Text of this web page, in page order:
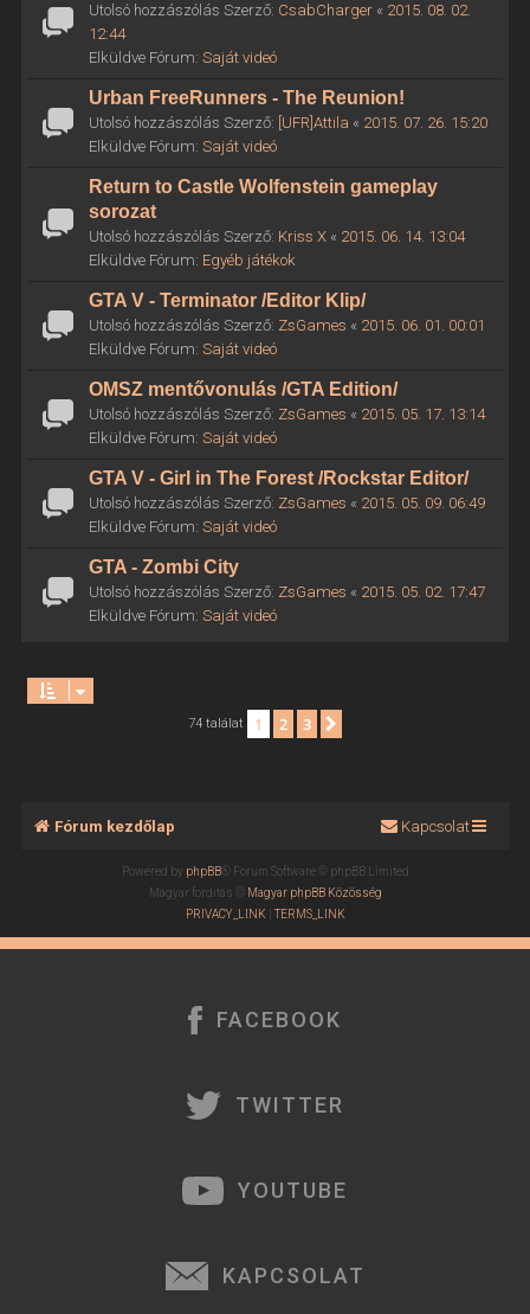
Utolsó hozzászólás Szerző: CsabCharger« 2015. 08. 02.
12:44
Elküldve Fórum: Saját videó
Urban FreeRunners - The Reunion!
Utolsó hozzászólás Szerző: [UFR]Attila « 2015. 07. 26. 15:20
Elküldve Fórum: Saját videó
Return to Castle Wolfenstein gameplay
sorozat
Utolsó hozzászólás Szerző: Kriss X« 2015. 06. 14. 13:04
Elküldve Fórum: Egyéb játékok
GTA V - Terminator /Editor Klip/
Utolsó hozzászólás Szerző: ZsGames « 2015. 06. 01. 00:01
Elküldve Fórum: Saját videó
OMSZ mentővonulás /GTA Edition/
Utolsó hozzászólás Szerző: ZsGames « 2015. 05. 17. 13:14
Elküldve Fórum: Saját videó
GTA V - Girl in The Forest /Rockstar Editor/
Utolsó hozzászólás Szerző: ZsGames « 2015. 05. 09. 06:49
Elküldve Fórum: Saját videó
GTA - Zombi City
Utolsó hozzászólás Szerző: ZsGames « 2015. 05. 02. 17:47
Elküldve Fórum: Saját videó
74 találat 1 2 3
Fórum kezdőlap Kapcsolat
Powered by phpBB® Forum Software © phpBB Limited
Magyar fordítás ©
Magyar phpBB Közösség
PRIVACY_LINK| TERMS_LINK
FACEBOOK
TWITTER
YOUTUBE
KAPCSOLAT